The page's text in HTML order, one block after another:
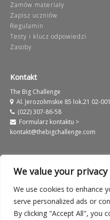
We value your privacy
We use cookies to enhance
serve personalized ads or
By clicking "Accept All", you
Zamów materiały
Zapisz uczniów
Regulamin
Testy i klucz odpowiedzi
Zasoby
Kontakt
The Big Challenge
Al. Jerozolimskie 85 lok.21 02-
(022) 307-86-58
Formularz kontaktu >
kontakt@thebigchallenge.com
Polityka prywatności